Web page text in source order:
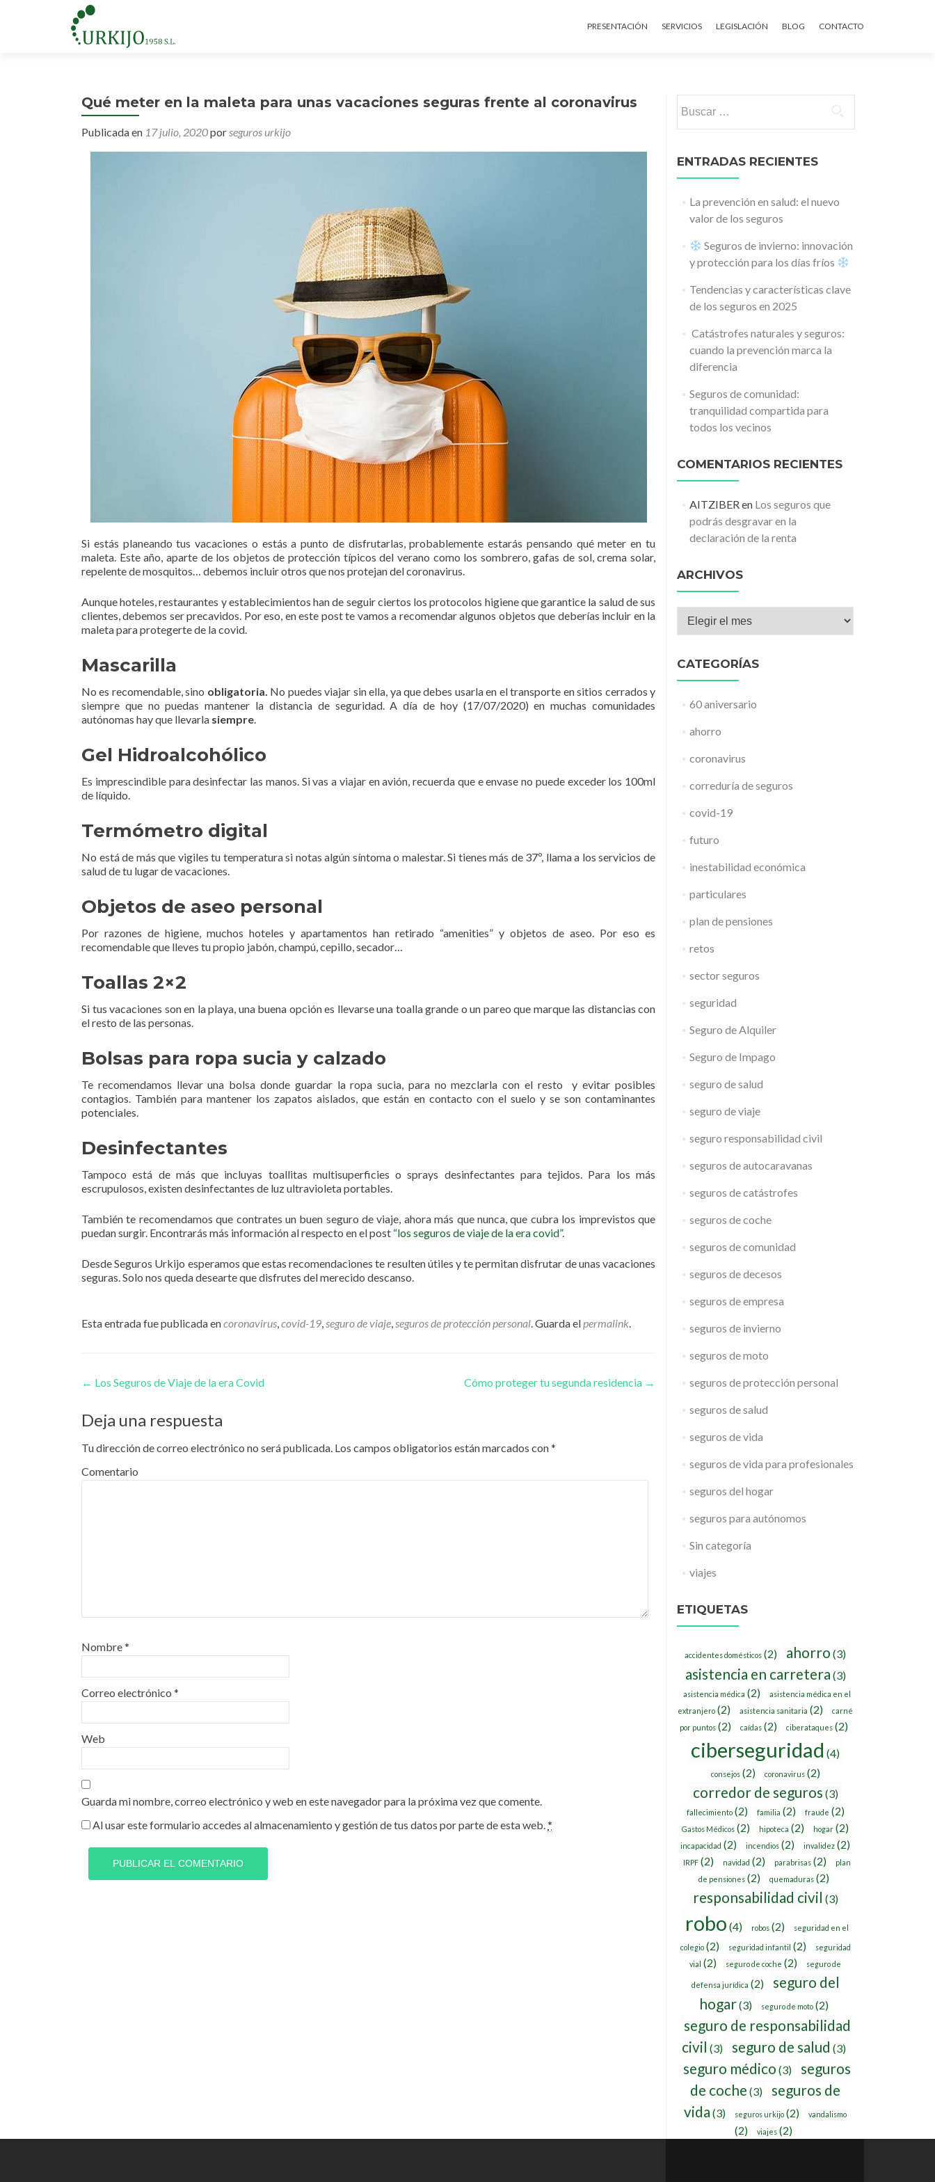
PRESENTACIÓN SERVICIOS LEGISLACIÓN BLOG CONTACTO
Qué meter en la maleta para unas vacaciones seguras frente al coronavirus
Publicada en 17 julio, 2020porseguros urkijo
Si estás planeando tus vacaciones o estás a punto de disfrutarlas, probablemente estarás pensando qué meter en tu
maleta. Este año, aparte de los objetos de protección típicos del verano como los sombrero, gafas de sol, crema solar,
repelente de mosquitos… debemos incluir otros que nos protejan del coronavirus.
Aunque hoteles, restaurantes y establecimientos han de seguir ciertos los protocolos higiene que garantice la salud de sus
clientes, debemos ser precavidos. Por eso, en este post te vamos a recomendar algunos objetos que deberías incluir en la
maleta para protegerte de la covid.
Mascarilla
No es recomendable, sino obligatoria. No puedes viajar sin ella, ya que debes usarla en el transporte en sitios cerrados y
siempre que no puedas mantener la distancia de seguridad. A día de hoy (17/07/2020) en muchas comunidades
autónomas hay que llevarla siempre.
Gel Hidroalcohólico
Es imprescindible para desinfectar las manos. Si vas a viajar en avión, recuerda que e envase no puede exceder los 100ml
de líquido.
Termómetro digital
No está de más que vigiles tu temperatura si notas algún síntoma o malestar. Si tienes más de 37º, llama a los servicios de
salud de tu lugar de vacaciones.
Objetos de aseo personal
Por razones de higiene, muchos hoteles y apartamentos han retirado “amenities” y objetos de aseo. Por eso es
recomendable que lleves tu propio jabón, champú, cepillo, secador…
Toallas 2×2
Si tus vacaciones son en la playa, una buena opción es llevarse una toalla grande o un pareo que marque las distancias con
el resto de las personas.
Bolsas para ropa sucia y calzado
Te recomendamos llevar una bolsa donde guardar la ropa sucia, para no mezclarla con el resto y evitar posibles
contagios. También para mantener los zapatos aislados, que están en contacto con el suelo y se son contaminantes
potenciales.
Desinfectantes
Tampoco está de más que incluyas toallitas multisuperficies o sprays desinfectantes para tejidos. Para los más
escrupulosos, existen desinfectantes de luz ultravioleta portables.
También te recomendamos que contrates un buen seguro de viaje, ahora más que nunca, que cubra los imprevistos que
puedan surgir. Encontrarás más información al respecto en el post “los seguros de viaje de la era covid”.
Desde Seguros Urkijo esperamos que estas recomendaciones te resulten útiles y te permitan disfrutar de unas vacaciones
seguras. Solo nos queda desearte que disfrutes del merecido descanso.
Esta entrada fue publicada encoronavirus,covid-19,seguro de viaje,seguros de protección personal. Guarda elpermalink.
Navegación de entradas
← Los Seguros de Viaje de la era Covid Cómo proteger tu segunda residencia →
Deja una respuesta
Tu dirección de correo electrónico no será publicada. Los campos obligatorios están marcados con*
Comentario
Nombre*
Correo electrónico *
Web
Guarda mi nombre, correo electrónico y web en este navegador para la próxima vez que comente.
Al usar este formulario accedes al almacenamiento y gestión de tus datos por parte de esta web.*
ENTRADAS RECIENTES
La prevención en salud: el nuevo
valor de los seguros
Seguros de invierno: innovación
y protección para los días fríos
Tendencias y características clave
de los seguros en 2025
️ Catástrofes naturales y seguros:
cuando la prevención marca la
diferencia
Seguros de comunidad:
tranquilidad compartida para
todos los vecinos
COMENTARIOS RECIENTES
AITZIBERen Los seguros que
podrás desgravar en la
declaración de la renta
ARCHIVOS
Archivos
CATEGORÍAS
60 aniversario
ahorro
coronavirus
correduría de seguros
covid-19
futuro
inestabilidad económica
particulares
plan de pensiones
retos
sector seguros
seguridad
Seguro de Alquiler
Seguro de Impago
seguro de salud
seguro de viaje
seguro responsabilidad civil
seguros de autocaravanas
seguros de catástrofes
seguros de coche
seguros de comunidad
seguros de decesos
seguros de empresa
seguros de invierno
seguros de moto
seguros de protección personal
seguros de salud
seguros de vida
seguros de vida para profesionales
seguros del hogar
seguros para autónomos
Sin categoría
viajes
ETIQUETAS
accidentes domésticos (2) ahorro (3)
asistencia en carretera (3)
asistencia médica (2)
asistencia médica en el
extranjero (2) asistencia sanitaria (2)
carné
por puntos(2) caídas(2) ciberataques(2)
ciberseguridad (4)
consejos(2) coronavirus(2)
corredor de seguros (3)
fallecimiento(2) familia (2) fraude (2)
Gastos Médicos (2) hipoteca (2) hogar (2)
incapacidad (2) incendios (2) invalidez (2)
IRPF (2) navidad (2) parabrisas (2)
plan
de pensiones(2) quemaduras(2)
responsabilidad civil (3)
robo (4) robos (2) seguridad en el
colegio(2) seguridad infantil (2)
seguridad
vial (2) seguro de coche (2) seguro de
defensa jurídica (2)
seguro del
hogar(3) seguro de moto(2)
seguro de responsabilidad
civil (3) seguro de salud (3)
seguro médico (3)
seguros
de coche (3)
seguros de
vida (3) seguros urkijo (2) vandalismo
(2) viajes (2)